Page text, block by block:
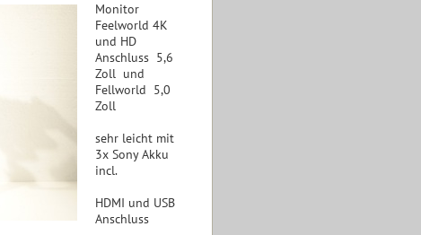
Monitor
Feelworld 4K
und HD
Anschluss 5,6
Zoll und
Fellworld 5,0
Zoll
sehr leicht mit
3x Sony Akku
incl.
HDMI und USB
Anschluss